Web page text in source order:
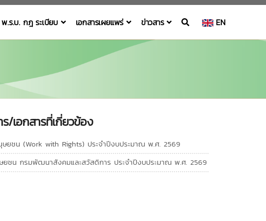
พ.ร.บ. กฎ ระเบียบ เอกสารเผยแพร่ ข่าวสาร EN
/เอกสารที่เกี่ยวข้อง
ษยชน (Work with Rights) ประจำปีงบประมาณ พ.ศ. 2569
ยชน กรมพัฒนาสังคมและสวัสดิการ ประจำปีงบประมาณ พ.ศ. 2569